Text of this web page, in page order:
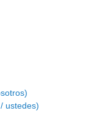
ustedes)